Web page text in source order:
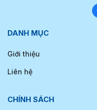
DANH MỤC
Giới thiệu
Liên hệ
CHÍNH SÁCH